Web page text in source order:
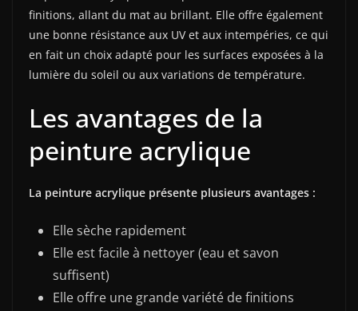
finitions, allant du mat au brillant. Elle offre également
une bonne résistance aux UV et aux intempéries, ce qui
en fait un choix adapté pour les surfaces exposées à la
lumière du soleil ou aux variations de température.
Les avantages de la
peinture acrylique
La peinture acrylique présente plusieurs avantages :
Elle sèche rapidement
Elle est facile à nettoyer (eau et savon
suffisent)
Elle offre une grande variété de finitions